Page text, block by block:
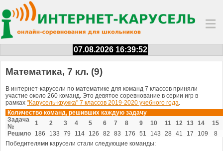
07.08.2026 16:39:52
Математика, 7 кл. (9)
В интернет-карусели по математике для команд 7 классов приняли
участие около 260 команд. Это девятое соревнование в серии игр в
рамках "Карусель-кружка" 7 классов 2019-2020 учебного года
Количество команд, решивших каждую задачу
Задача
№
1 2 3 4 5 6 7 8 9 10 11 12 13 14
15
Решило
186 133 79 114 126 82 83 176 51 143 28 41 17 109
8
Победителями карусели стали следующие команды: